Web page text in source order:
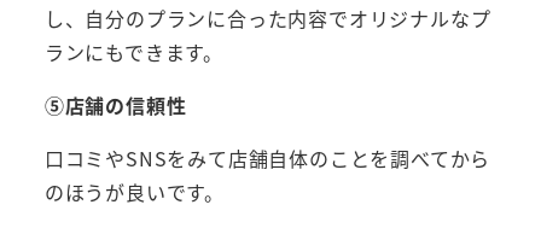
し、自分のプランに合った内容でオリジナルなプ
ランにもできます。
⑤店舗の信頼性
口コミやSNSをみて店舗自体のことを調べてから
のほうが良いです。